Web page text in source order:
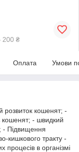
200 ₴
Оплата Умови
розвиток кошенят; -
кошенят; - швидкий
- Підвищення
кишкового тракту -
процесів в організмі